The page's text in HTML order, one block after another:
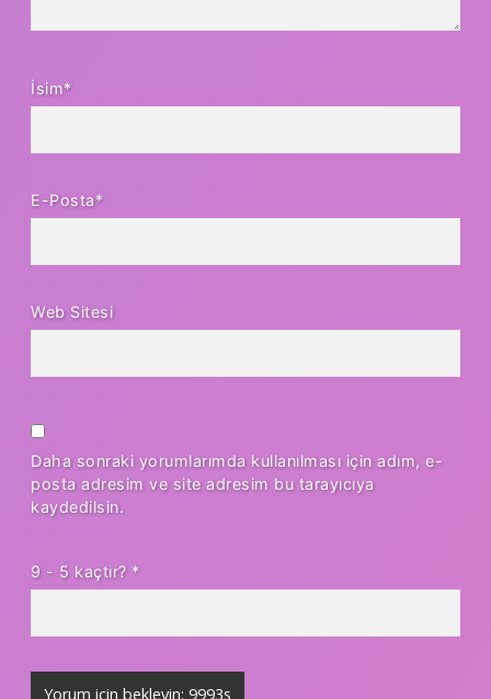
İsim*
E-Posta*
Web Sitesi
Daha sonraki yorumlarımda kullanılması için adım, e-
posta adresim ve site adresim bu tarayıcıya
kaydedilsin.
9 - 5 kaçtır? *